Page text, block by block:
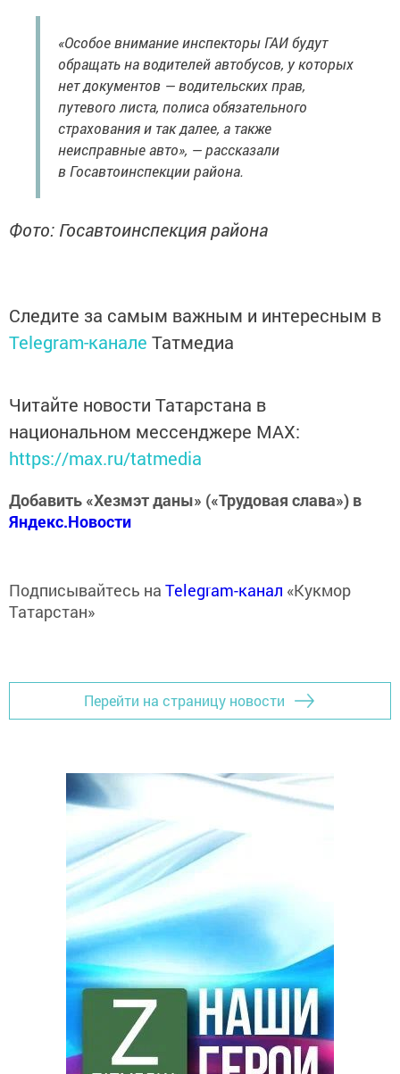
«Особое внимание инспекторы ГАИ будут
обращать на водителей автобусов, у которых
нет документов — водительских прав,
путевого листа, полиса обязательного
страхования и так далее, а также
неисправные авто», — рассказали
в Госавтоинспекции района.
Фото: Госавтоинспекция района
Следите за самым важным и интересным в
Telegram-канале Татмедиа
Читайте новости Татарстана в
национальном мессенджере MАХ:
https://max.ru/tatmedia
Добавить «Хезмэт даны» («Трудовая слава») в
Яндекс.Новости
Подписывайтесь на Telegram-канал «Кукмор
Татарстан»
Перейти на страницу новости